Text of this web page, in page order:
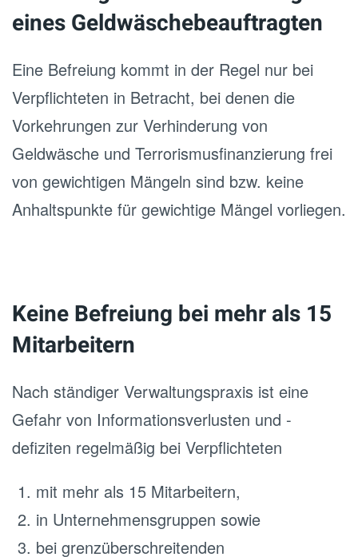
eines Geldwäschebeauftragten
Eine Befreiung kommt in der Regel nur bei
Verpflichteten in Betracht, bei denen die
Vorkehrungen zur Verhinderung von
Geldwäsche und Terrorismusfinanzierung frei
von gewichtigen Mängeln sind bzw. keine
Anhaltspunkte für gewichtige Mängel vorliegen.
Keine Befreiung bei mehr als 15
Mitarbeitern
Nach ständiger Verwaltungspraxis ist eine
Gefahr von Informationsverlusten und -
defiziten regelmäßig bei Verpflichteten
mit mehr als 15 Mitarbeitern,
in Unternehmensgruppen sowie
bei grenzüberschreitenden